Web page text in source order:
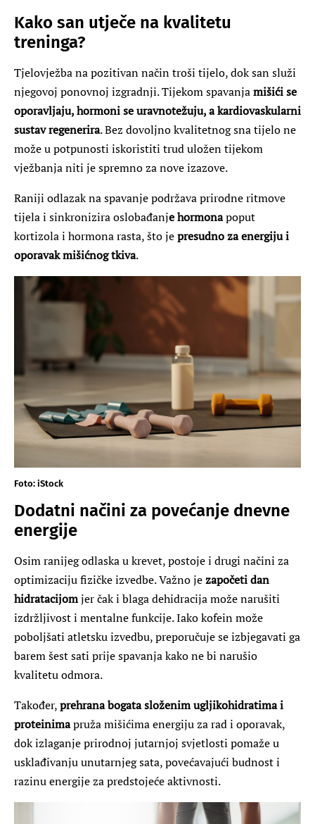
Kako san utječe na kvalitetu
treninga?
Tjelovježba na pozitivan način troši tijelo, dok san služi
njegovoj ponovnoj izgradnji. Tijekom spavanjamišići se
oporavljaju, hormoni se uravnotežuju, a kardiovaskularni
sustav regenerira. Bez dovoljno kvalitetnog sna tijelo ne
može u potpunosti iskoristiti trud uložen tijekom
vježbanja niti je spremno za nove izazove.
Raniji odlazak na spavanje podržava prirodne ritmove
tijela i sinkronizira oslobađanje hormonapoput
kortizola i hormona rasta, što jepresudno za energiju i
oporavak mišićnog tkiva.
Foto: iStock
Dodatni načini za povećanje dnevne
energije
Osim ranijeg odlaska u krevet, postoje i drugi načini za
optimizaciju fizičke izvedbe. Važno jezapočeti dan
hidratacijomjer čak i blaga dehidracija može narušiti
izdržljivost i mentalne funkcije. Iako kofein može
poboljšati atletsku izvedbu, preporučuje se izbjegavati ga
barem šest sati prije spavanja kako ne bi narušio
kvalitetu odmora.
Također,prehrana bogata složenim ugljikohidratima i
proteinimapruža mišićima energiju za rad i oporavak,
dok izlaganje prirodnoj jutarnjoj svjetlosti pomaže u
usklađivanju unutarnjeg sata, povećavajući budnost i
razinu energije za predstojeće aktivnosti.